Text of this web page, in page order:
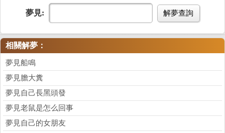
夢見: 解夢查詢
相關解夢：
夢見船鳴
夢見膽大糞
夢見自己長黑頭發
夢見老鼠是怎么回事
夢見自己的女朋友